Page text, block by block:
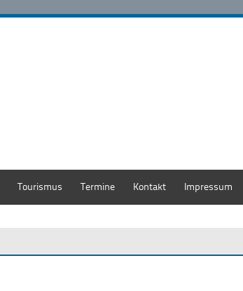
Tourismus Termine Kontakt Impressum